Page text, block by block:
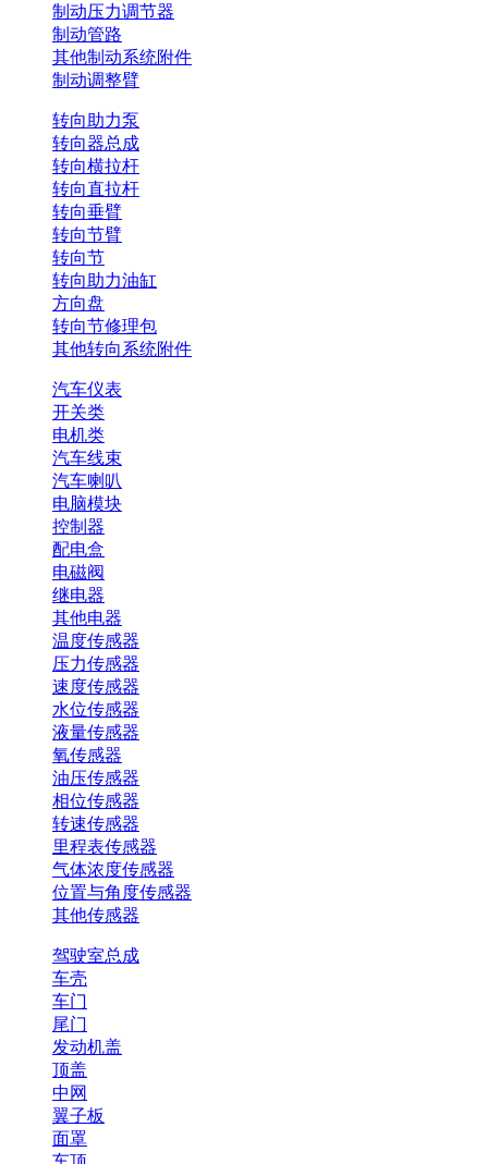
制动压力调节器
制动管路
其他制动系统附件
制动调整臂
转向助力泵
转向器总成
转向横拉杆
转向直拉杆
转向垂臂
转向节臂
转向节
转向助力油缸
方向盘
转向节修理包
其他转向系统附件
汽车仪表
开关类
电机类
汽车线束
汽车喇叭
电脑模块
控制器
配电盒
电磁阀
继电器
其他电器
温度传感器
压力传感器
速度传感器
水位传感器
液量传感器
氧传感器
油压传感器
相位传感器
转速传感器
里程表传感器
气体浓度传感器
位置与角度传感器
其他传感器
驾驶室总成
车壳
车门
尾门
发动机盖
顶盖
中网
翼子板
面罩